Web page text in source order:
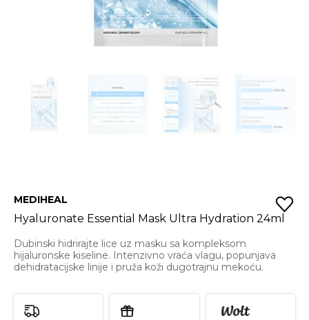
MEDIHEAL
Hyaluronate Essential Mask Ultra Hydration 24ml
Dubinski hidrirajte lice uz masku sa kompleksom
hijaluronske kiseline. Intenzivno vraća vlagu, popunjava
dehidratacijske linije i pruža koži dugotrajnu mekoću.